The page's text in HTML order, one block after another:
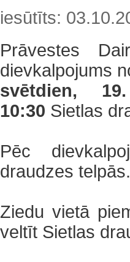
iesūtīts:
Prāvestes
dievkalpojums
svētdien,
10:30 Sietlas
Pēc
draudzes telpās.
Ziedu vietā
veltīt Sietlas